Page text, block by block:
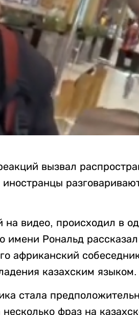
вызвал
на видео, происходил в
Рональд
африканский
казахским языком.
стала
фраз на